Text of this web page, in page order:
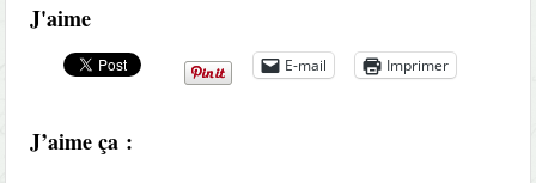
J'aime
E-mail Imprimer
J’aime ça :